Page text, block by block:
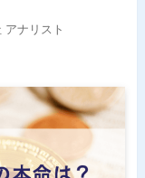
アナリスト